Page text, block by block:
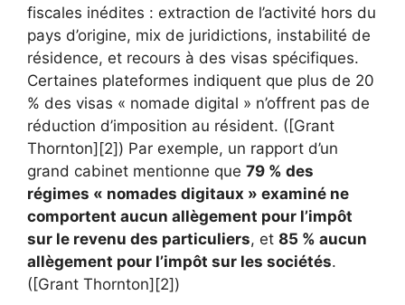
fiscales inédites : extraction de l’activité hors du
pays d’origine, mix de juridictions, instabilité de
résidence, et recours à des visas spécifiques.
Certaines plateformes indiquent que plus de 20
% des visas « nomade digital » n’offrent pas de
réduction d’imposition au résident. ([Grant
Thornton][2]) Par exemple, un rapport d’un
grand cabinet mentionne que 79 % des
régimes « nomades digitaux » examiné ne
comportent aucun allègement pour l’impôt
sur le revenu des particuliers, et 85 % aucun
allègement pour l’impôt sur les sociétés.
([Grant Thornton][2])